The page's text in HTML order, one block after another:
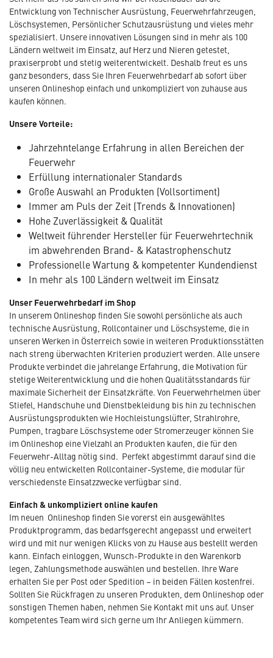
Entwicklung von Technischer Ausrüstung, Feuerwehrfahrzeugen,
Löschsystemen, Persönlicher Schutzausrüstung und vieles mehr
spezialisiert. Unsere innovativen Lösungen sind in mehr als 100
Ländern weltweit im Einsatz, auf Herz und Nieren getestet,
praxiserprobt und stetig weiterentwickelt. Deshalb freut es uns
ganz besonders, dass Sie Ihren Feuerwehrbedarf ab sofort über
unseren Onlineshop einfach und unkompliziert von zuhause aus
kaufen können.
Unsere Vorteile:
Jahrzehntelange Erfahrung in allen Bereichen der
Feuerwehr
Erfüllung internationaler Standards
Große Auswahl an Produkten (Vollsortiment)
Immer am Puls der Zeit (Trends & Innovationen)
Hohe Zuverlässigkeit & Qualität
Weltweit führender Hersteller für Feuerwehrtechnik
im abwehrenden Brand- & Katastrophenschutz
Professionelle Wartung & kompetenter Kundendienst
In mehr als 100 Ländern weltweit im Einsatz
Unser Feuerwehrbedarf im Shop
In unserem Onlineshop finden Sie sowohl persönliche als auch
technische Ausrüstung, Rollcontainer und Löschsysteme, die in
unseren Werken in Österreich sowie in weiteren Produktionsstätten
nach streng überwachten Kriterien produziert werden. Alle unsere
Produkte verbindet die jahrelange Erfahrung, die Motivation für
stetige Weiterentwicklung und die hohen Qualitätsstandards für
maximale Sicherheit der Einsatzkräfte. Von Feuerwehrhelmen über
Stiefel, Handschuhe und Dienstbekleidung bis hin zu technischen
Ausrüstungsprodukten wie Hochleistungslüfter, Strahlrohre,
Pumpen, tragbare Löschsysteme oder Stromerzeuger können Sie
im Onlineshop eine Vielzahl an Produkten kaufen, die für den
Feuerwehr-Alltag nötig sind. Perfekt abgestimmt darauf sind die
völlig neu entwickelten Rollcontainer-Systeme, die modular für
verschiedenste Einsatzzwecke verfügbar sind.
Einfach & unkompliziert online kaufen
Im neuen Onlineshop finden Sie vorerst ein ausgewähltes
Produktprogramm, das bedarfsgerecht angepasst und erweitert
wird und mit nur wenigen Klicks von zu Hause aus bestellt werden
kann. Einfach einloggen, Wunsch-Produkte in den Warenkorb
legen, Zahlungsmethode auswählen und bestellen. Ihre Ware
erhalten Sie per Post oder Spedition – in beiden Fällen kostenfrei.
Sollten Sie Rückfragen zu unseren Produkten, dem Onlineshop oder
sonstigen Themen haben, nehmen Sie Kontakt mit uns auf. Unser
kompetentes Team wird sich gerne um Ihr Anliegen kümmern.